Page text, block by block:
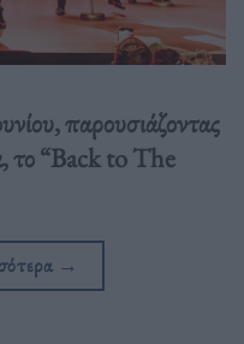
παρουσιάζοντας
το “Back to The
→